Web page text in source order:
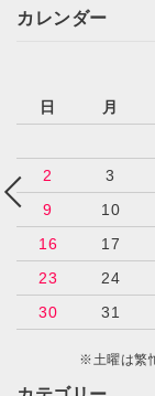
カレンダー
日
月
2
3
9
10
16
17
23
24
30
31
※土曜は繁